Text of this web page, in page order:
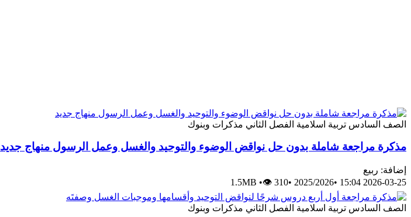
الصف السادس تربية اسلامية الفصل الثاني مذكرات وبنوك
مذكرة مراجعة شاملة بدون حل نواقض الوضوء والتوحيد والغسل وعمل الرسول منهاج جديد
إضافة: ربيع
2026-03-25 15:04
•
2025/2026
•
1.5MB •👁 310
الصف السادس تربية اسلامية الفصل الثاني مذكرات وبنوك